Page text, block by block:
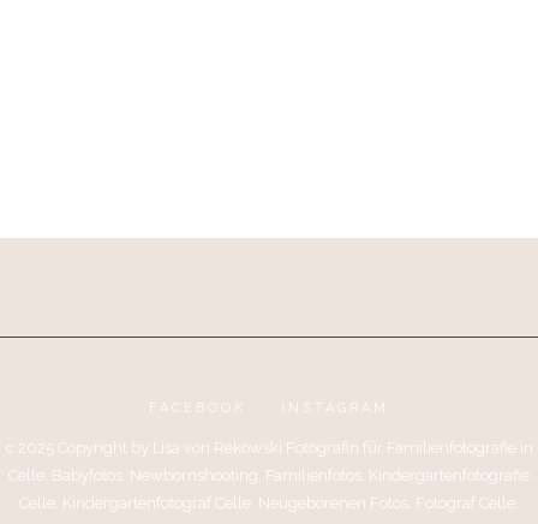
FACEBOOK INSTAGRAM
c 2025 Copyright by Lisa von Rekowski Fotografin für Familienfotografie in
Celle, Babyfotos, Newbornshooting, Familienfotos, Kindergartenfotografie
Celle, Kindergartenfotograf Celle, Neugeborenen Fotos, Fotograf Celle,